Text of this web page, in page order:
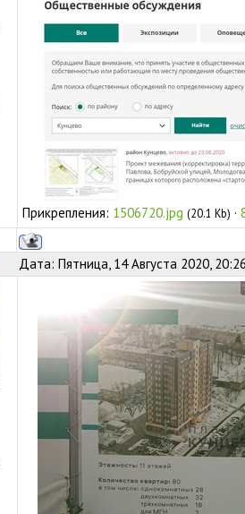
Прикрепления: 1506720.jpg (20.1 Kb) ·
Дата: Пятница, 14 Августа 2020,